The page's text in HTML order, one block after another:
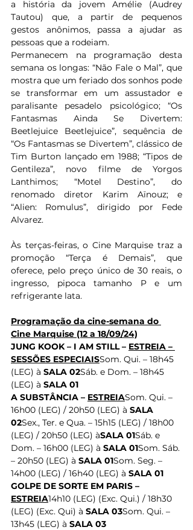
a história da jovem Amélie (Audrey
Tautou) que, a partir de pequenos
gestos anônimos, passa a ajudar as
pessoas que a rodeiam.
Permanecem na programação desta
semana os longas: “Não Fale o Mal”, que
mostra que um feriado dos sonhos pode
se transformar em um assustador e
paralisante pesadelo psicológico; “Os
Fantasmas Ainda Se Divertem:
Beetlejuice Beetlejuice”, sequência de
“Os Fantasmas se Divertem”, clássico de
Tim Burton lançado em 1988; “Tipos de
Gentileza”, novo filme de Yorgos
Lanthimos; “Motel Destino”, do
renomado diretor Karim Aïnouz; e
“Alien: Romulus”, dirigido por Fede
Alvarez.
Às terças-feiras, o Cine Marquise traz a
promoção “Terça é Demais”, que
oferece, pelo preço único de 30 reais, o
ingresso, pipoca tamanho P e um
refrigerante lata.
Programação da cine-semana do
Cine Marquise (12 a 18/09/24)
JUNG KOOK – I AM STILL – ESTREIA –
SESSÕES ESPECIAISSom. Qui. – 18h45
(LEG) à SALA 02Sáb. e Dom. – 18h45
(LEG) à SALA 01
A SUBSTÂNCIA – ESTREIASom. Qui. –
16h00 (LEG) / 20h50 (LEG) à SALA
02Sex., Ter. e Qua. – 15h15 (LEG) / 18h00
(LEG) / 20h50 (LEG) àSALA 01Sáb. e
Dom. – 16h00 (LEG) à SALA 01Som. Sáb.
– 20h50 (LEG) à SALA 01Som. Seg. –
14h00 (LEG) / 16h40 (LEG) à SALA 01
GOLPE DE SORTE EM PARIS –
ESTREIA14h10 (LEG) (Exc. Qui.) / 18h30
(LEG) (Exc. Qui) à SALA 03Som. Qui. –
13h45 (LEG) à SALA 03